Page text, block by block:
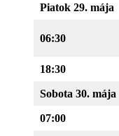
Piatok 29. mája
06:30
18:30
Sobota 30. mája
07:00